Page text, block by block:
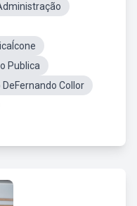
Publica
Collor